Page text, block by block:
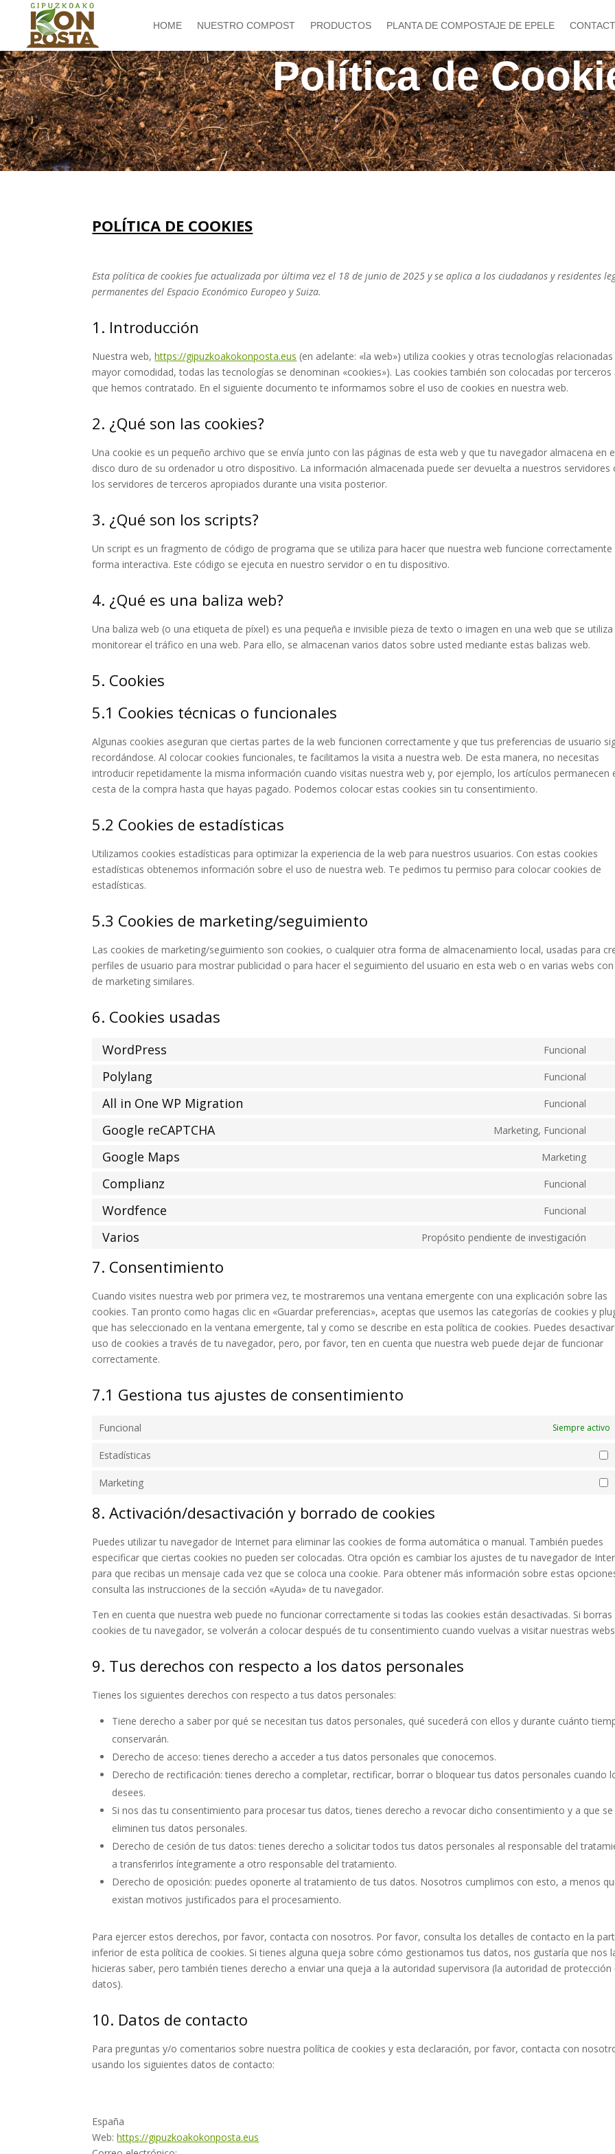
HOME NUESTRO COMPOST PRODUCTOS PLANTA DE COMPOSTAJE DE EPELE
Política de
POLÍTICA DE COOKIES
Esta política de cookies fue actualizada por última vez el 18 de junio de 2025 y se aplica a los ciudadanos y residentes
permanentes del Espacio Económico Europeo y Suiza.
1. Introducción
Nuestra web,https://gipuzkoakokonposta.eus (en adelante: «la web») utiliza cookies y otras tecnologías relacionadas
mayor comodidad, todas las tecnologías se denominan «cookies»). Las cookies también son colocadas por terceros
que hemos contratado. En el siguiente documento te informamos sobre el uso de cookies en nuestra web.
2. ¿Qué son las cookies?
Una cookie es un pequeño archivo que se envía junto con las páginas de esta web y que tu navegador almacena en
disco duro de su ordenador u otro dispositivo. La información almacenada puede ser devuelta a nuestros servidores
los servidores de terceros apropiados durante una visita posterior.
3. ¿Qué son los scripts?
Un script es un fragmento de código de programa que se utiliza para hacer que nuestra web funcione correctamente
forma interactiva. Este código se ejecuta en nuestro servidor o en tu dispositivo.
4. ¿Qué es una baliza web?
Una baliza web (o una etiqueta de píxel) es una pequeña e invisible pieza de texto o imagen en una web que se utiliza
monitorear el tráfico en una web. Para ello, se almacenan varios datos sobre usted mediante estas balizas web.
5. Cookies
5.1 Cookies técnicas o funcionales
Algunas cookies aseguran que ciertas partes de la web funcionen correctamente y que tus preferencias de usuario
recordándose. Al colocar cookies funcionales, te facilitamos la visita a nuestra web. De esta manera, no necesitas
introducir repetidamente la misma información cuando visitas nuestra web y, por ejemplo, los artículos permanecen
cesta de la compra hasta que hayas pagado. Podemos colocar estas cookies sin tu consentimiento.
5.2 Cookies de estadísticas
Utilizamos cookies estadísticas para optimizar la experiencia de la web para nuestros usuarios. Con estas cookies
estadísticas obtenemos información sobre el uso de nuestra web. Te pedimos tu permiso para colocar cookies de
estadísticas.
5.3 Cookies de marketing/seguimiento
Las cookies de marketing/seguimiento son cookies, o cualquier otra forma de almacenamiento local, usadas para
perfiles de usuario para mostrar publicidad o para hacer el seguimiento del usuario en esta web o en varias webs
de marketing similares.
6. Cookies usadas
WordPress Funcional
Polylang Funcional
All in One WP Migration Funcional
Google reCAPTCHA Marketing, Funcional
Google Maps Marketing
Complianz Funcional
Wordfence Funcional
Varios Propósito pendiente de investigación
7. Consentimiento
Cuando visites nuestra web por primera vez, te mostraremos una ventana emergente con una explicación sobre las
cookies. Tan pronto como hagas clic en «Guardar preferencias», aceptas que usemos las categorías de cookies y
que has seleccionado en la ventana emergente, tal y como se describe en esta política de cookies. Puedes
uso de cookies a través de tu navegador, pero, por favor, ten en cuenta que nuestra web puede dejar de funcionar
correctamente.
7.1 Gestiona tus ajustes de consentimiento
Funcional Siempre activo
Estadísticas
Marketing
8. Activación/desactivación y borrado de cookies
Puedes utilizar tu navegador de Internet para eliminar las cookies de forma automática o manual. También puedes
especificar que ciertas cookies no pueden ser colocadas. Otra opción es cambiar los ajustes de tu navegador de
para que recibas un mensaje cada vez que se coloca una cookie. Para obtener más información sobre estas
consulta las instrucciones de la sección «Ayuda» de tu navegador.
Ten en cuenta que nuestra web puede no funcionar correctamente si todas las cookies están desactivadas. Si borras
cookies de tu navegador, se volverán a colocar después de tu consentimiento cuando vuelvas a visitar nuestras
9. Tus derechos con respecto a los datos personales
Tienes los siguientes derechos con respecto a tus datos personales:
Tiene derecho a saber por qué se necesitan tus datos personales, qué sucederá con ellos y durante cuánto
conservarán.
Derecho de acceso: tienes derecho a acceder a tus datos personales que conocemos.
Derecho de rectificación: tienes derecho a completar, rectificar, borrar o bloquear tus datos personales cuando
desees.
Si nos das tu consentimiento para procesar tus datos, tienes derecho a revocar dicho consentimiento y a que se
eliminen tus datos personales.
Derecho de cesión de tus datos: tienes derecho a solicitar todos tus datos personales al responsable del
a transferirlos íntegramente a otro responsable del tratamiento.
Derecho de oposición: puedes oponerte al tratamiento de tus datos. Nosotros cumplimos con esto, a menos
existan motivos justificados para el procesamiento.
Para ejercer estos derechos, por favor, contacta con nosotros. Por favor, consulta los detalles de contacto en la
inferior de esta política de cookies. Si tienes alguna queja sobre cómo gestionamos tus datos, nos gustaría que nos
hicieras saber, pero también tienes derecho a enviar una queja a la autoridad supervisora (la autoridad de protección
datos).
10. Datos de contacto
Para preguntas y/o comentarios sobre nuestra política de cookies y esta declaración, por favor, contacta con
usando los siguientes datos de contacto:
España
Web:https://gipuzkoakokonposta.eus